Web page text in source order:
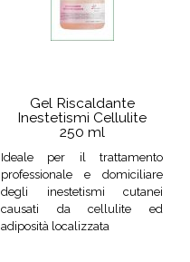
Gel Riscaldante
Inestetismi Cellulite
250 ml
Ideale per il trattamento
professionale e domiciliare
degli inestetismi cutanei
causati da cellulite ed
adiposità localizzata